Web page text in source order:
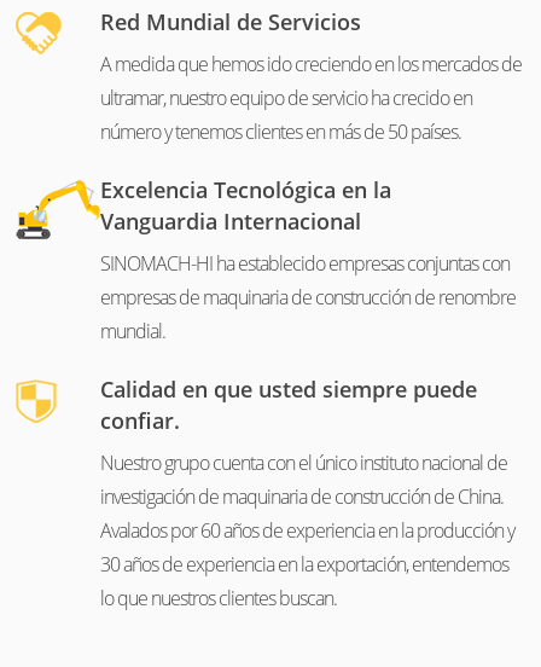
Red Mundial de Servicios
A medida que hemos ido creciendo en los mercados de
ultramar, nuestro equipo de servicio ha crecido en
número y tenemos clientes en más de 50 países.
Excelencia Tecnológica en la
Vanguardia Internacional
SINOMACH-HI ha establecido empresas conjuntas con
empresas de maquinaria de construcción de renombre
mundial.
Calidad en que usted siempre puede
confiar.
Nuestro grupo cuenta con el único instituto nacional de
investigación de maquinaria de construcción de China.
Avalados por 60 años de experiencia en la producción y
30 años de experiencia en la exportación, entendemos
lo que nuestros clientes buscan.